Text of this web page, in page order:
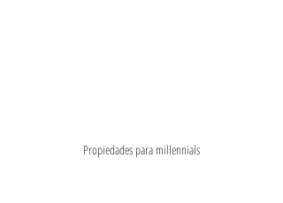
Propiedades para millennials